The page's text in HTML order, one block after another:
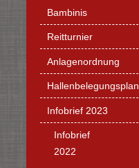
Bambinis
Reitturnier
Anlagenordnung
Hallenbelegungsplan
Infobrief 2023
Infobrief
2022